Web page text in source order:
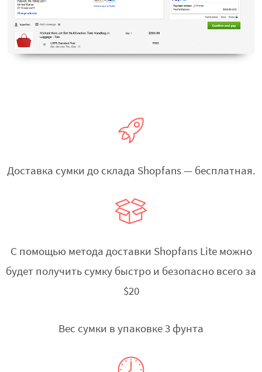
Доставка сумки до склада Shopfans — бесплатная.
С помощью метода доставки Shopfans Lite можно
будет получить сумку быстро и безопасно всего за
$20
Вес сумки в упаковке 3 фунта